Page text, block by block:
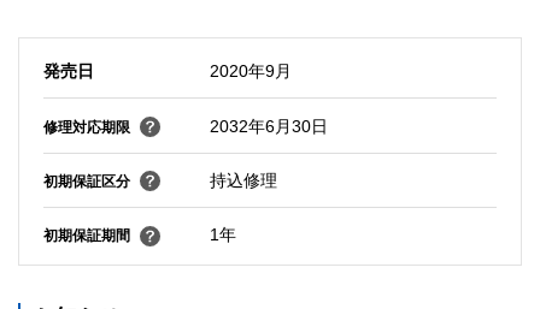
発売日 2020年9月
修理対応期限 2032年6月30日
初期保証区分 持込修理
初期保証期間 1年